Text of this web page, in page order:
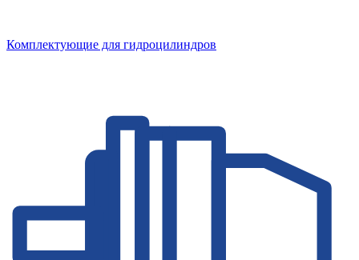
Комплектующие для гидроцилиндров